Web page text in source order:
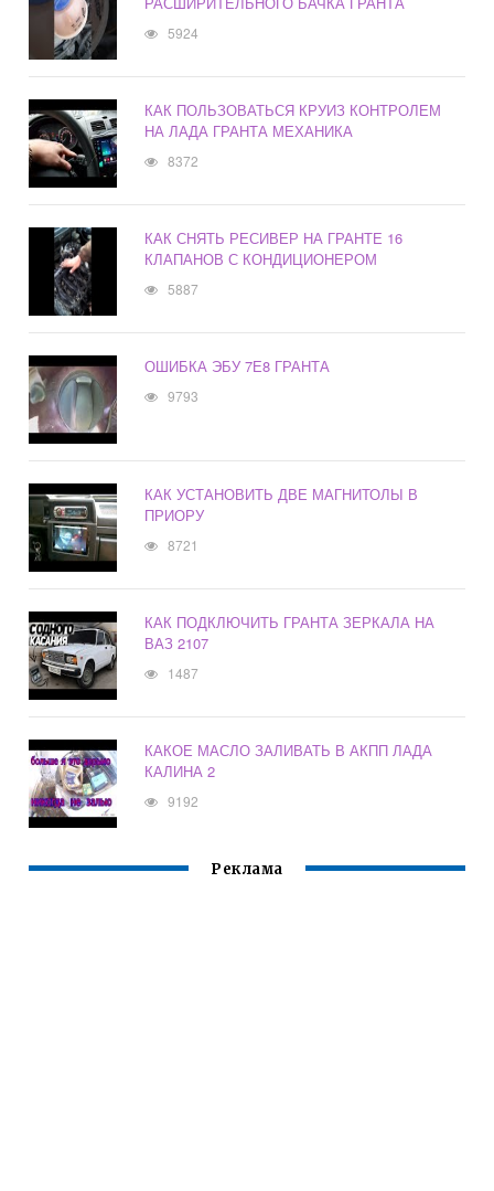
5924
КАК ПОЛЬЗОВАТЬСЯ КРУИЗ КОНТРОЛЕМ
НА ЛАДА ГРАНТА МЕХАНИКА
8372
КАК СНЯТЬ РЕСИВЕР НА ГРАНТЕ 16
КЛАПАНОВ С КОНДИЦИОНЕРОМ
5887
ОШИБКА ЭБУ 7Е8 ГРАНТА
9793
КАК УСТАНОВИТЬ ДВЕ МАГНИТОЛЫ В
ПРИОРУ
8721
КАК ПОДКЛЮЧИТЬ ГРАНТА ЗЕРКАЛА НА
ВАЗ 2107
1487
КАКОЕ МАСЛО ЗАЛИВАТЬ В АКПП ЛАДА
КАЛИНА 2
9192
Реклама